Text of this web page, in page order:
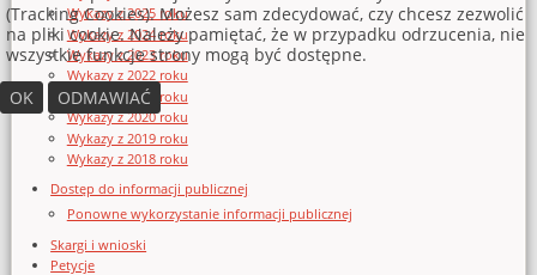
Wykazy z 2025 roku
Wykazy z 2024 roku
Wykazy z 2023 roku
Wykazy z 2022 roku
Wykazy z 2021 roku
Wykazy z 2020 roku
Wykazy z 2019 roku
Wykazy z 2018 roku
Dostęp do informacji publicznej
Ponowne wykorzystanie informacji publicznej
Skargi i wnioski
Petycje
(Tracking Cookies). Możesz sam zdecydować, czy chcesz zezwolić
na pliki cookie. Należy pamiętać, że w przypadku odrzucenia, nie
wszystkie funkcje strony mogą być dostępne.
OK
ODMAWIAĆ